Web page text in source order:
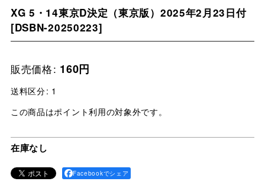
XG 5・14東京D決定（東京版）2025年2月23日付
[DSBN-20250223]
販売価格: 160円
送料区分: 1
この商品はポイント利用の対象外です。
在庫なし
Facebookでシェア